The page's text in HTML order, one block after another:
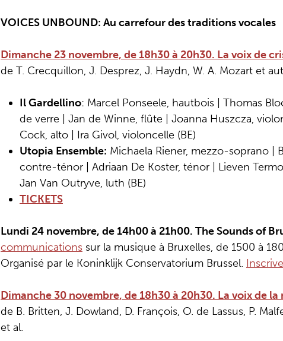
VOICES UNBOUND: Au carrefour des traditions vocales
Dimanche 23 novembre, de 18h30 à 20h30. La voix de
de T. Crecquillon, J. Desprez, J. Haydn, W. A. Mozart et
Il Gardellino: Marcel Ponseele, hautbois | Thomas
de verre | Jan de Winne, flûte | Joanna Huszcza,
Cock, alto | Ira Givol, violoncelle (BE)
Utopia Ensemble: Michaela Riener, mezzo-soprano |
contre-ténor | Adriaan De Koster, ténor | Lieven
Jan Van Outryve, luth (BE)
TICKETS
Lundi 24 novembre, de 14h00 à 21h00. The Sounds of
communications sur la musique à Bruxelles, de 1500 à
Organisé par le Koninklijk Conservatorium Brussel.
Dimanche 30 novembre, de 18h30 à 20h30. La voix de la
de B. Britten, J. Dowland, D. François, O. de Lassus, P.
et al.